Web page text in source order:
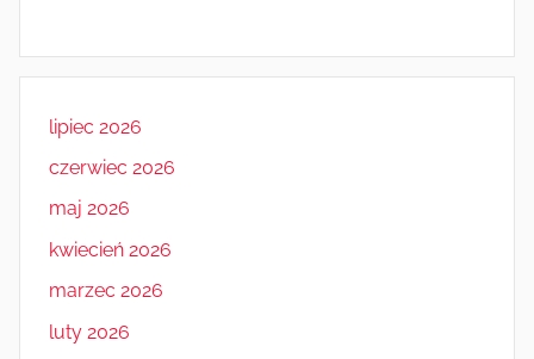
lipiec 2026
czerwiec 2026
maj 2026
kwiecień 2026
marzec 2026
luty 2026